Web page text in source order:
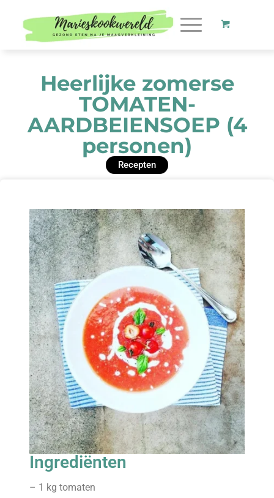
Heerlijke zomerse
TOMATEN-
AARDBEIENSOEP (4
personen)
Recepten
Ingrediënten
– 1 kg tomaten